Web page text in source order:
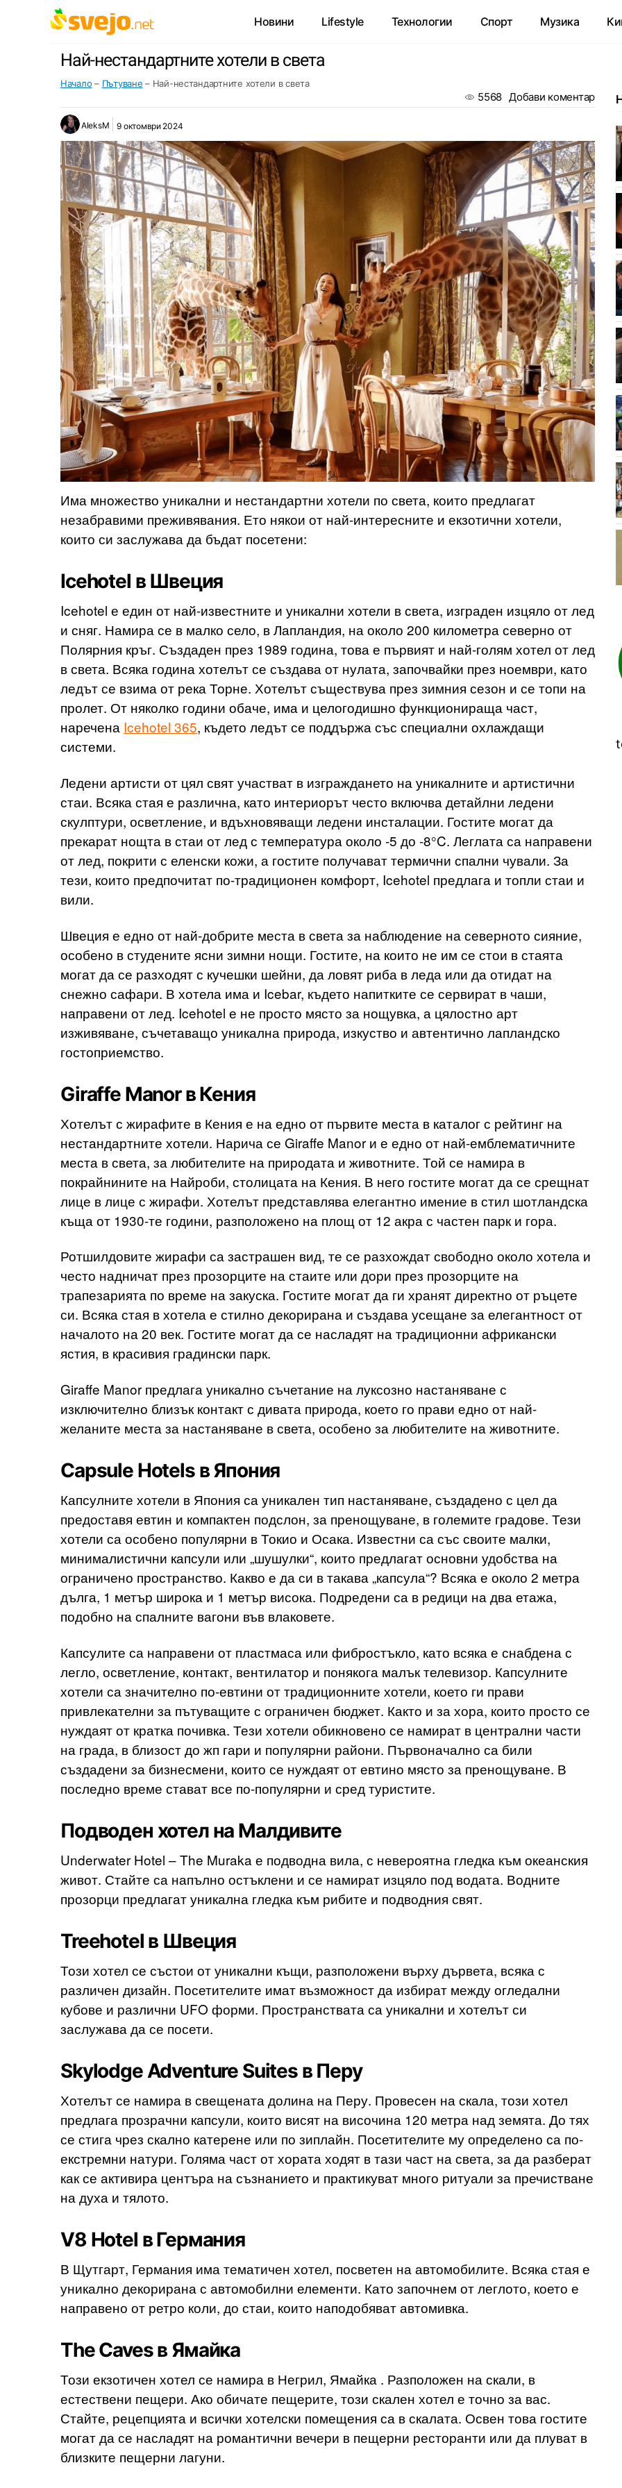
Новини Lifestyle Технологии Спорт Музика
Най-нестандартните хотели в света
Начало – Пътуване – Най-нестандартните хотели в света
5568 Добави коментар
AleksM 9 октомври 2024
Има множество уникални и нестандартни хотели по света, които предлагат
незабравими преживявания. Ето някои от най-интересните и екзотични хотели,
които си заслужава да бъдат посетени:
Icehotel в Швеция
Icehotel е един от най-известните и уникални хотели в света, изграден изцяло от лед
и сняг. Намира се в малко село, в Лапландия, на около 200 километра северно от
Полярния кръг. Създаден през 1989 година, това е първият и най-голям хотел от лед
в света. Всяка година хотелът се създава от нулата, започвайки през ноември, като
ледът се взима от река Торне. Хотелът съществува през зимния сезон и се топи на
пролет. От няколко години обаче, има и целогодишно функционираща част,
наречена Icehotel 365, където ледът се поддържа със специални охлаждащи
системи.
Ледени артисти от цял свят участват в изграждането на уникалните и артистични
стаи. Всяка стая е различна, като интериорът често включва детайлни ледени
скулптури, осветление, и вдъхновяващи ледени инсталации. Гостите могат да
прекарат нощта в стаи от лед с температура около -5 до -8°C. Леглата са направени
от лед, покрити с еленски кожи, а гостите получават термични спални чували. За
тези, които предпочитат по-традиционен комфорт, Icehotel предлага и топли стаи и
вили.
Швеция е едно от най-добрите места в света за наблюдение на северното сияние,
особено в студените ясни зимни нощи. Гостите, на които не им се стои в стаята
могат да се разходят с кучешки шейни, да ловят риба в леда или да отидат на
снежно сафари. В хотела има и Icebar, където напитките се сервират в чаши,
направени от лед. Icehotel е не просто място за нощувка, а цялостно арт
изживяване, съчетаващо уникална природа, изкуство и автентично лапландско
гостоприемство.
Giraffe Manor в Кения
Хотелът с жирафите в Кения е на едно от първите места в каталог с рейтинг на
нестандартните хотели. Нарича се Giraffe Manor и е едно от най-емблематичните
места в света, за любителите на природата и животните. Той се намира в
покрайнините на Найроби, столицата на Кения. В него гостите могат да се срещнат
лице в лице с жирафи. Хотелът представлява елегантно имение в стил шотландска
къща от 1930-те години, разположено на площ от 12 акра с частен парк и гора.
Ротшилдовите жирафи са застрашен вид, те се разхождат свободно около хотела и
често надничат през прозорците на стаите или дори през прозорците на
трапезарията по време на закуска. Гостите могат да ги хранят директно от ръцете
си. Всяка стая в хотела е стилно декорирана и създава усещане за елегантност от
началото на 20 век. Гостите могат да се насладят на традиционни африкански
ястия, в красивия градински парк.
Giraffe Manor предлага уникално съчетание на луксозно настаняване с
изключително близък контакт с дивата природа, което го прави едно от най-
желаните места за настаняване в света, особено за любителите на животните.
Capsule Hotels в Япония
Капсулните хотели в Япония са уникален тип настаняване, създадено с цел да
предоставя евтин и компактен подслон, за пренощуване, в големите градове. Тези
хотели са особено популярни в Токио и Осака. Известни са със своите малки,
минималистични капсули или „шушулки“, които предлагат основни удобства на
ограничено пространство. Какво е да си в такава „капсула“? Всяка е около 2 метра
дълга, 1 метър широка и 1 метър висока. Подредени са в редици на два етажа,
подобно на спалните вагони във влаковете.
Капсулите са направени от пластмаса или фибростъкло, като всяка е снабдена с
легло, осветление, контакт, вентилатор и понякога малък телевизор. Капсулните
хотели са значително по-евтини от традиционните хотели, което ги прави
привлекателни за пътуващите с ограничен бюджет. Както и за хора, които просто се
нуждаят от кратка почивка. Тези хотели обикновено се намират в централни части
на града, в близост до жп гари и популярни райони. Първоначално са били
създадени за бизнесмени, които се нуждаят от евтино място за пренощуване. В
последно време стават все по-популярни и сред туристите.
Подводен хотел на Малдивите
Underwater Hotel – The Muraka е подводна вила, с невероятна гледка към океанския
живот. Стайте са напълно остъклени и се намират изцяло под водата. Водните
прозорци предлагат уникална гледка към рибите и подводния свят.
Treehotel в Швеция
Този хотел се състои от уникални къщи, разположени върху дървета, всяка с
различен дизайн. Посетителите имат възможност да избират между огледални
кубове и различни UFO форми. Пространствата са уникални и хотелът си
заслужава да се посети.
Skylodge Adventure Suites в Перу
Хотелът се намира в свещената долина на Перу. Провесен на скала, този хотел
предлага прозрачни капсули, които висят на височина 120 метра над земята. До тях
се стига чрез скално катерене или по зиплайн. Посетителите му определено са по-
екстремни натури. Голяма част от хората ходят в тази част на света, за да разберат
как се активира центъра на съзнанието и практикуват много ритуали за пречистване
на духа и тялото.
V8 Hotel в Германия
В Щутгарт, Германия има тематичен хотел, посветен на автомобилите. Всяка стая е
уникално декорирана с автомобилни елементи. Като започнем от леглото, което е
направено от ретро коли, до стаи, които наподобяват автомивка.
The Caves в Ямайка
Този екзотичен хотел се намира в Негрил, Ямайка . Разположен на скали, в
естествени пещери. Ако обичате пещерите, този скален хотел е точно за вас.
Стайте, рецепцията и всички хотелски помещения са в скалата. Освен това гостите
могат да се насладят на романтични вечери в пещерни ресторанти или да плуват в
близките пещерни лагуни.